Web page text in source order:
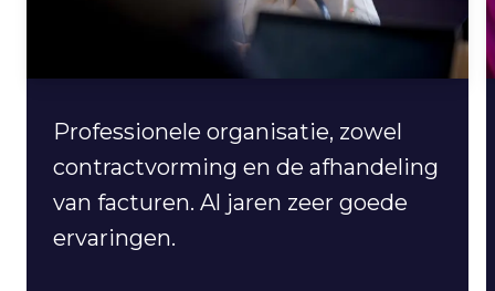
Professionele organisatie, zowel
contractvorming en de afhandeling
van facturen. Al jaren zeer goede
ervaringen.